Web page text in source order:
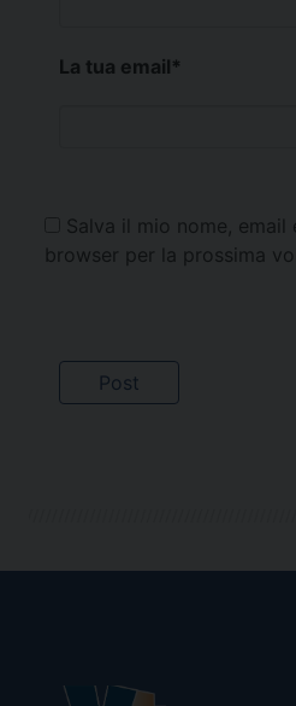
La tua email*
Salva il mio nome,
browser per la prossima